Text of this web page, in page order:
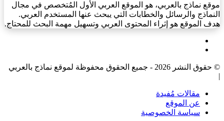
موقع نماذج بالعربي، هو الموقع العربي الأول المُتخصص في مجال
النماذج والرسائل والخطابات التي يبحث عنها المستخدم العربي.
هدف الموقع هو إثراء المحتوى العربي وتسهيل مهمة البحث للمحتاج.
© حقوق النشر 2026 - جميع الحقوق محفوظة لموقع نماذج بالعربي
|
مقالات مُفيدة
عن الموقع
سياسة الخصوصية